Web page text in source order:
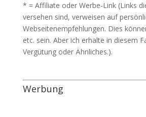
* = Affiliate oder Werbe-Link (Links
versehen sind, verweisen auf
Webseitenempfehlungen. Dies
etc. sein. Aber ich erhalte in diesem
Vergütung oder Ähnliches.).
Werbung